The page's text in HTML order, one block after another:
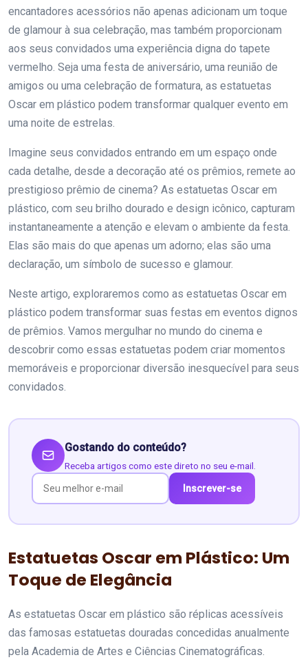
encantadores acessórios não apenas adicionam um toque
de glamour à sua celebração, mas também proporcionam
aos seus convidados uma experiência digna do tapete
vermelho. Seja uma festa de aniversário, uma reunião de
amigos ou uma celebração de formatura, as estatuetas
Oscar em plástico podem transformar qualquer evento em
uma noite de estrelas.
Imagine seus convidados entrando em um espaço onde
cada detalhe, desde a decoração até os prêmios, remete ao
prestigioso prêmio de cinema? As estatuetas Oscar em
plástico, com seu brilho dourado e design icônico, capturam
instantaneamente a atenção e elevam o ambiente da festa.
Elas são mais do que apenas um adorno; elas são uma
declaração, um símbolo de sucesso e glamour.
Neste artigo, exploraremos como as estatuetas Oscar em
plástico podem transformar suas festas em eventos dignos
de prêmios. Vamos mergulhar no mundo do cinema e
descobrir como essas estatuetas podem criar momentos
memoráveis e proporcionar diversão inesquecível para seus
convidados.
Gostando do conteúdo?
Receba artigos como este direto no seu e-mail.
Inscrever-se
Estatuetas Oscar em Plástico: Um
Toque de Elegância
As estatuetas Oscar em plástico são réplicas acessíveis
das famosas estatuetas douradas concedidas anualmente
pela Academia de Artes e Ciências Cinematográficas.